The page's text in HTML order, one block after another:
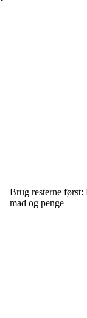
Brug resterne først:
mad og penge